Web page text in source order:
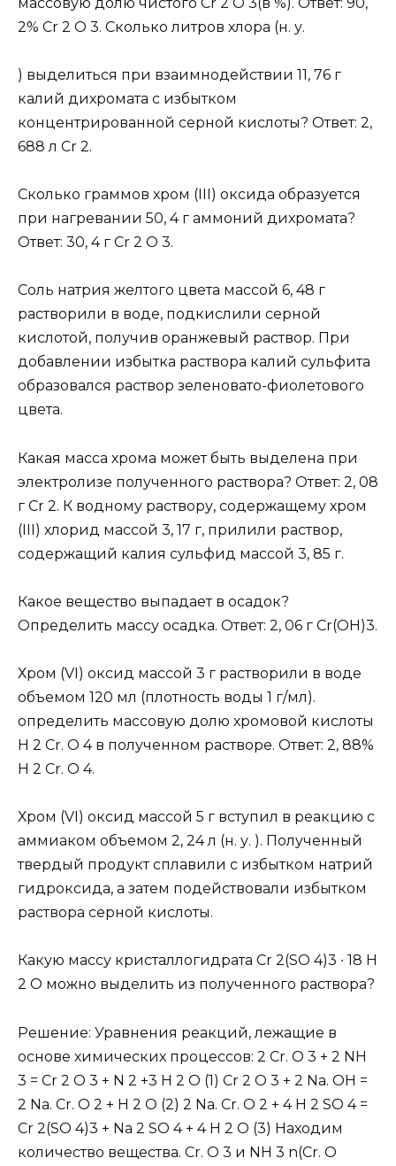
2% Сr 2 O 3. Сколько литров хлора (н. у.
) выделиться при взаимнодействии 11, 76 г
калий дихромата с избытком
концентрированной серной кислоты? Ответ: 2,
688 л Сr 2.
Сколько граммов хром (III) оксида образуется
при нагревании 50, 4 г аммоний дихромата?
Ответ: 30, 4 г Сr 2 O 3.
Соль натрия желтого цвета массой 6, 48 г
растворили в воде, подкислили серной
кислотой, получив оранжевый раствор. При
добавлении избытка раствора калий сульфита
образовался раствор зеленовато-фиолетового
цвета.
Какая масса хрома может быть выделена при
электролизе полученного раствора? Ответ: 2, 08
г Сr 2. К водному раствору, содержащему хром
(III) хлорид массой 3, 17 г, прилили раствор,
содержащий калия сульфид массой 3, 85 г.
Какое вещество выпадает в осадок?
Определить массу осадка. Ответ: 2, 06 г Сr(ОН)3.
Хром (VI) оксид массой 3 г растворили в воде
объемом 120 мл (плотность воды 1 г/мл).
определить массовую долю хромовой кислоты
Н 2 Cr. O 4 в полученном растворе. Ответ: 2, 88%
Н 2 Cr. O 4.
Хром (VI) оксид массой 5 г вступил в реакцию с
аммиаком объемом 2, 24 л (н. у. ). Полученный
твердый продукт сплавили с избытком натрий
гидроксида, а затем подействовали избытком
раствора серной кислоты.
Какую массу кристаллогидрата Cr 2(SO 4)3 ∙ 18 Н
2 О можно выделить из полученного раствора?
Решение: Уравнения реакций, лежащие в
основе химических процессов: 2 Сr. O 3 + 2 NH
3 = Cr 2 O 3 + N 2 +3 H 2 O (1) Cr 2 O 3 + 2 Na. OH =
2 Na. Cr. O 2 + H 2 O (2) 2 Na. Cr. O 2 + 4 H 2 SO 4 =
Cr 2(SO 4)3 + Na 2 SO 4 + 4 H 2 O (3) Находим
количество вещества. Cr. O 3 и NH 3 n(Cr. O